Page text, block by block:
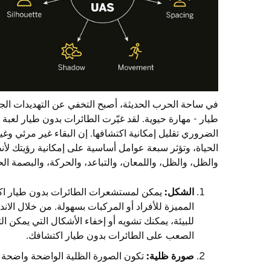
في ساحة الحرب الحديثة، أصبح التخفي عن التهديدات
طيار - مهارة حيوية. لقد غيّرت الطائرات بدون طيار
الضروري تقليل إمكانية اكتشافها. إن البقاء غير مرئي
الحياة، وتؤثر سبعة عوامل أساسية على إمكانية رؤيتك
والظل، والظل، واللمعان، والتباعد، والحركة، والبصمة
الشكل: يمكن لمستشعرات الطائرات بدون طيار
المميزة للأفراد أو المركبات بسهولة. من خلال
للبيئة، يمكنك تشويه أو إخفاء الأشكال التي
الصعب على الطائرات بدون طيار اكتشافك.
صورة ظلية: تكون الصورة الظلية الواضحة